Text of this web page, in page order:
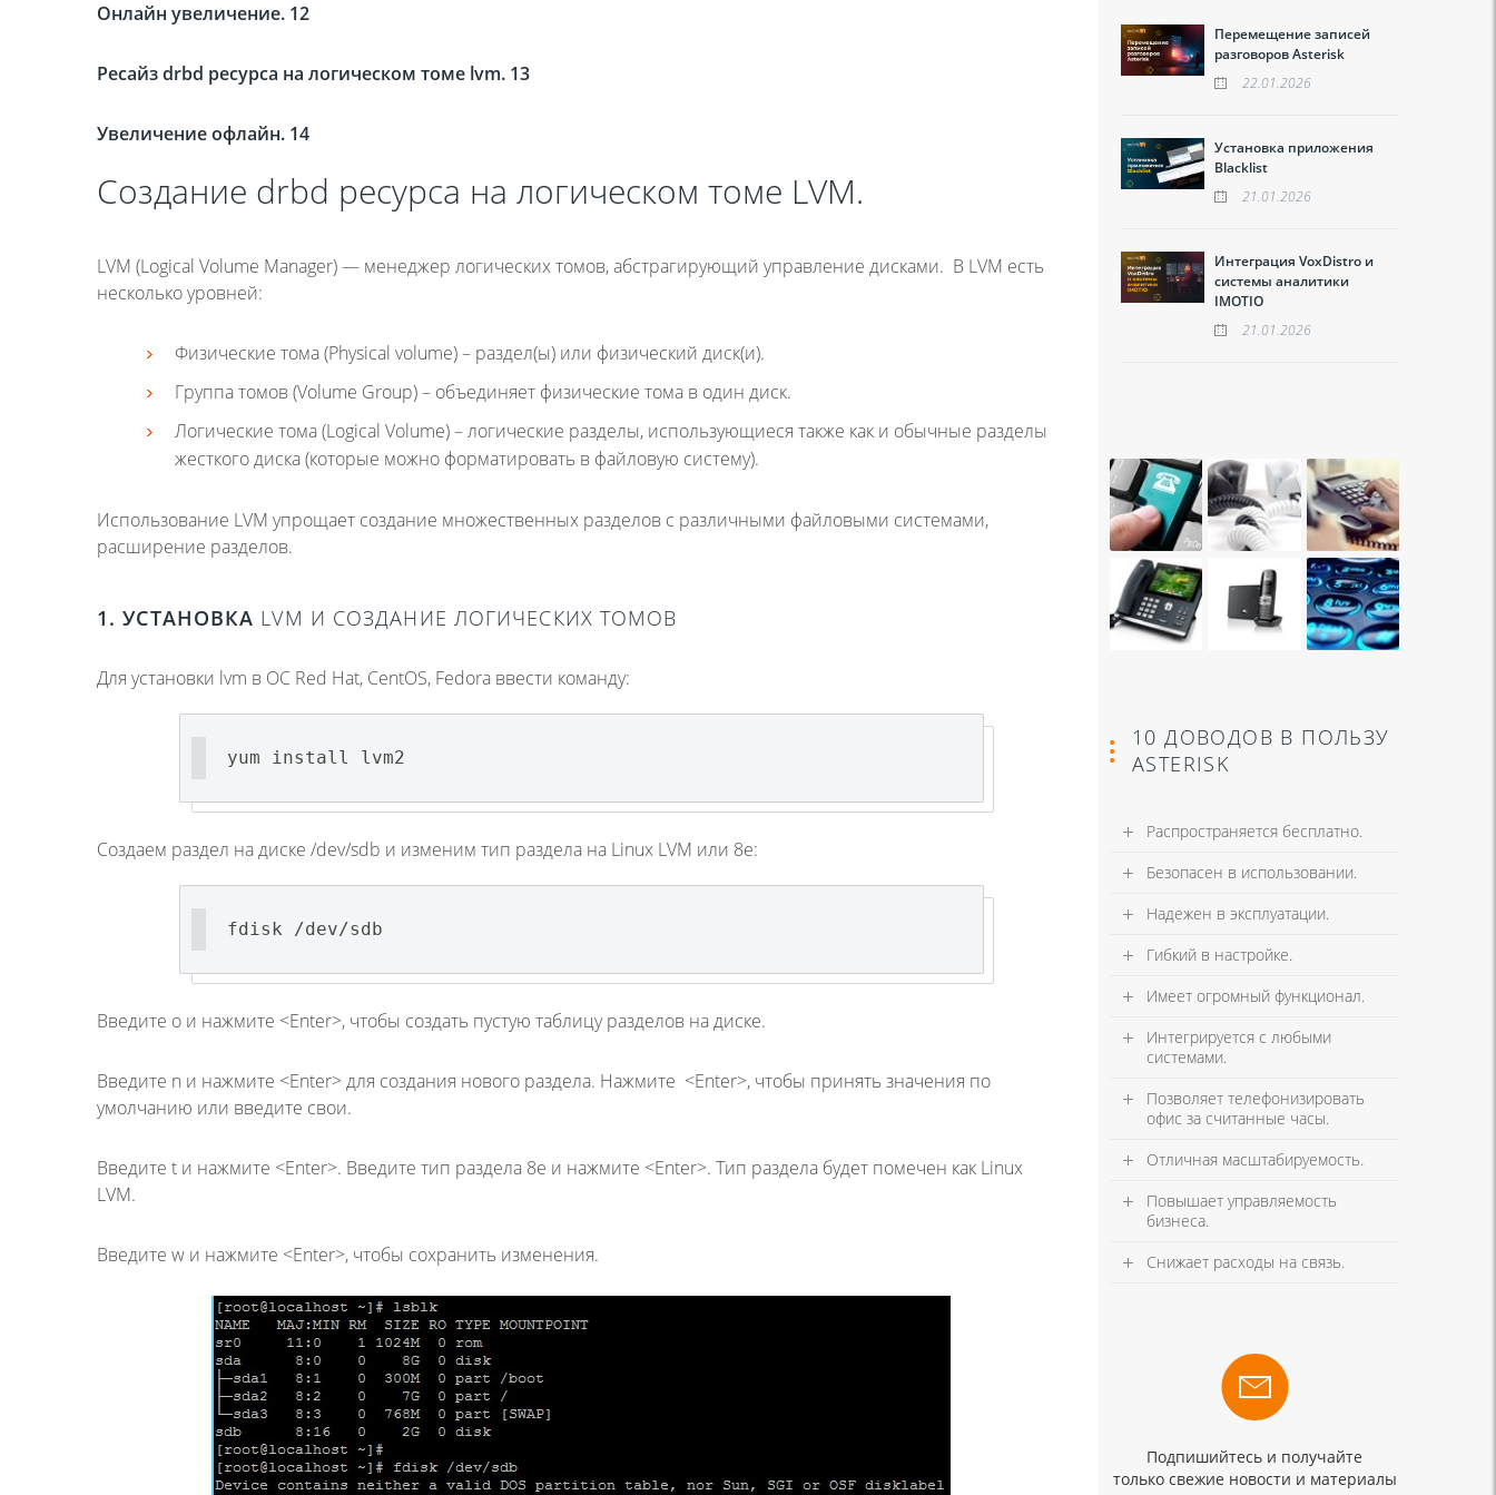
Онлайн увеличение. 12
Ресайз drbd ресурса на логическом томе lvm. 13
Увеличение офлайн. 14
Создание drbd ресурса на логическом томе LVM.
LVM (Logical Volume Manager) — менеджер логических томов, абстрагирующий управление дисками. В LVM есть
несколько уровней:
Физические тома (Physical volume) – раздел(ы) или физический диск(и).
Группа томов (Volume Group) – объединяет физические тома в один диск.
Логические тома (Logical Volume) – логические разделы, использующиеся также как и обычные разделы
жесткого диска (которые можно форматировать в файловую систему).
Использование LVM упрощает создание множественных разделов с различными файловыми системами,
расширение разделов.
1. УСТАНОВКА LVM И СОЗДАНИЕ ЛОГИЧЕСКИХ ТОМОВ
Для установки lvm в ОС Red Hat, CentOS, Fedora ввести команду:
yum install lvm2
Создаем раздел на диске /dev/sdb и изменим тип раздела на Linux LVM или 8e:
fdisk /dev/sdb
Введите o и нажмите <Enter>, чтобы создать пустую таблицу разделов на диске.
Введите n и нажмите <Enter> для создания нового раздела. Нажмите <Enter>, чтобы принять значения по
умолчанию или введите свои.
Введите t и нажмите <Enter>. Введите тип раздела 8e и нажмите <Enter>. Тип раздела будет помечен как Linux
LVM.
Введите w и нажмите <Enter>, чтобы сохранить изменения.
Перемещение записей
разговоров Asterisk
22.01.2026
Установка приложения
Blacklist
21.01.2026
Интеграция VoxDistro и
системы аналитики
IMOTIO
21.01.2026
10 ДОВОДОВ В ПОЛЬЗУ
ASTERISK
Распространяется бесплатно.
Безопасен в использовании.
Надежен в эксплуатации.
Гибкий в настройке.
Имеет огромный функционал.
Интегрируется с любыми
системами.
Позволяет телефонизировать
офис за считанные часы.
Отличная масштабируемость.
Повышает управляемость
бизнеса.
Снижает расходы на связь.
Подпишийтесь и получайте
только свежие новости и материалы